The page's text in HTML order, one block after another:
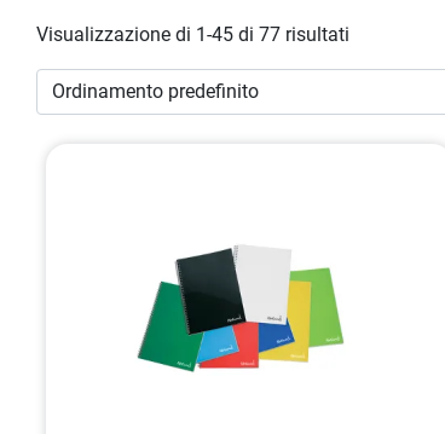
Visualizzazione di 1-45 di 77 risultati